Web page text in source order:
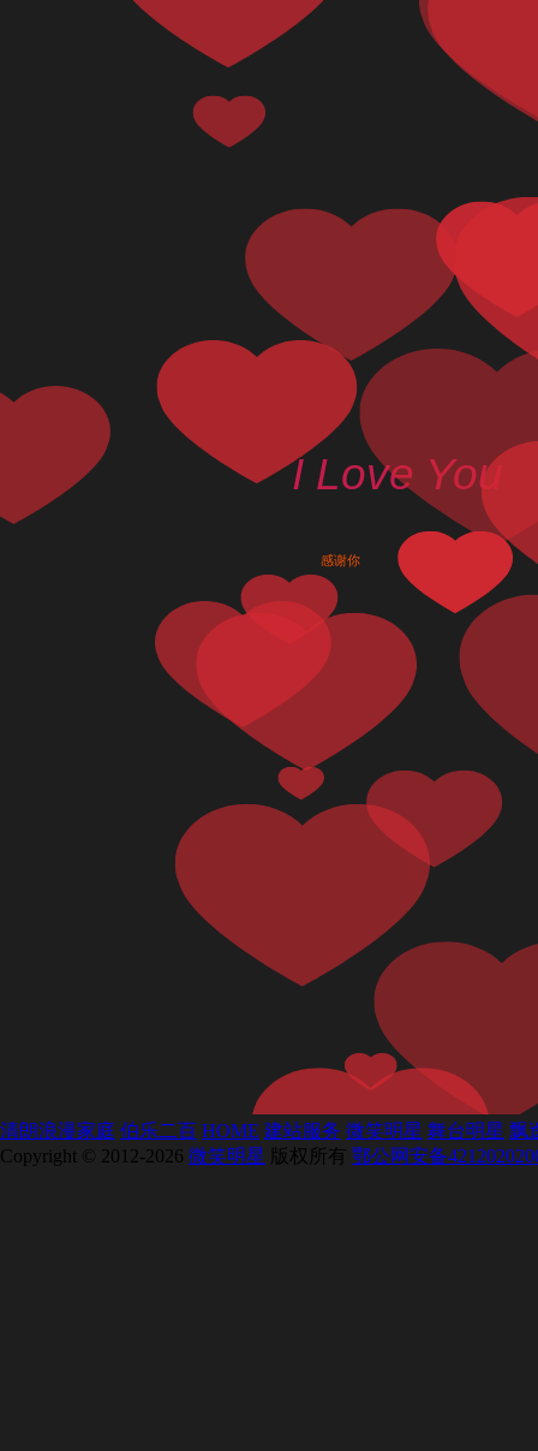
清朗浪漫家庭 伯乐二百 HOME 建站服务 微笑明星 舞台明星 飘
Copyright © 2012-2026 微笑明星 版权所有 鄂公网安备